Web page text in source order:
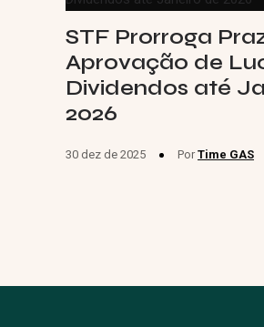
STF Prorroga
Aprovação de
Dividendos até
2026
30 dez de 2025 Por Time GAS